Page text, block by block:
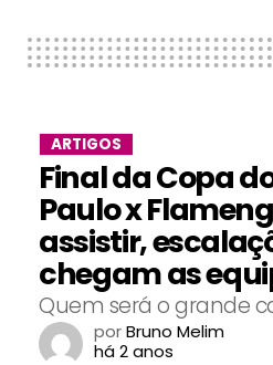
ARTIGOS
Final da Copa
Paulo x
assistir,
chegam as
Quem será o grande
porBruno Melim
há 2 anos